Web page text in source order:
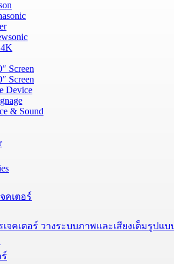
Screen
Screen
Device
& Sound
คเตอร์
เจคเตอร์ วางระบบภาพและเสียงเต็มรูปแบ